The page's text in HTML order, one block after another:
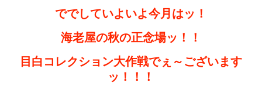
ででしていよいよ今月はッ！
海老屋の秋の正念場ッ！！
目白コレクション大作戦でぇ～ございます
ッ！！！